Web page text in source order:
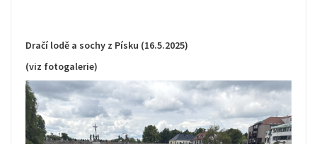
Dračí lodě a sochy z Písku (16.5.2025)
(viz fotogalerie)